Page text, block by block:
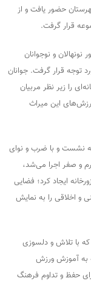
حضور یافت و از
قرار گرفت.
و نوجوانان
توجه قرار گرفت. جوانان
را زیر نظر مربیان
ارزش‌های این میراث
نشست و با ضرب و نوای
و صفر اجرا می‌شد،
ایجاد کرد؛ فضایی
و اخلاقی را به نمایش
با تلاش و دلسوزی
به آموزش ورزش
حفظ و تداوم فرهنگ